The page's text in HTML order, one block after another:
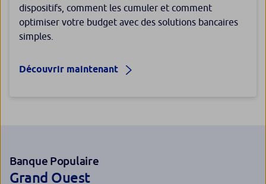
dispositifs, comment les cumuler et comment
optimiser votre budget avec des solutions bancaires
simples.
Découvrir maintenant
Banque Populaire
Grand Ouest